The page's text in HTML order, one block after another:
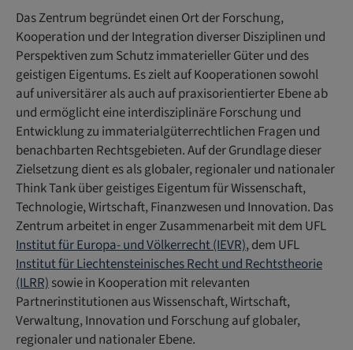
Das Zentrum begründet einen Ort der Forschung,
Kooperation und der Integration diverser Disziplinen und
Perspektiven zum Schutz immaterieller Güter und des
geistigen Eigentums. Es zielt auf Kooperationen sowohl
auf universitärer als auch auf praxisorientierter Ebene ab
und ermöglicht eine interdisziplinäre Forschung und
Entwicklung zu immaterialgüterrechtlichen Fragen und
benachbarten Rechtsgebieten. Auf der Grundlage dieser
Zielsetzung dient es als globaler, regionaler und nationaler
Think Tank über geistiges Eigentum für Wissenschaft,
Technologie, Wirtschaft, Finanzwesen und Innovation. Das
Zentrum arbeitet in enger Zusammenarbeit mit dem UFL
Institut für Europa- und Völkerrecht (IEVR), dem UFL
Institut für Liechtensteinisches Recht und Rechtstheorie
(ILRR)sowie in Kooperation mit relevanten
Partnerinstitutionen aus Wissenschaft, Wirtschaft,
Verwaltung, Innovation und Forschung auf globaler,
regionaler und nationaler Ebene.